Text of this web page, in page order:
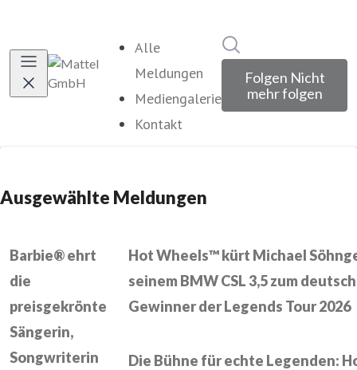
Alle
Meldungen
Mediengalerie
Kontakt
Folgen Nicht
mehr folgen
Ausgewählte Meldungen
Barbie® ehrt
die
preisgekrönte
Sängerin,
Songwriterin
Hot Wheels™ kürt Michael
seinem BMW CSL 3,5 zum
Gewinner der Legends Tour 2026
Die Bühne für echte Legenden: